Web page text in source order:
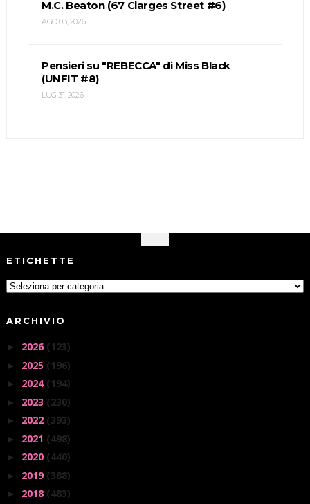
M.C. Beaton (67 Clarges Street #6)
AGO 03, 2026
Pensieri su "REBECCA" di Miss Black
(UNFIT #8)
LUG 31, 2026
ETICHETTE
ARCHIVIO
► 2026 (123)
► 2025 (196)
► 2024 (194)
► 2023 (230)
► 2022 (393)
► 2021 (498)
► 2020 (440)
► 2019 (388)
► 2018 (483)